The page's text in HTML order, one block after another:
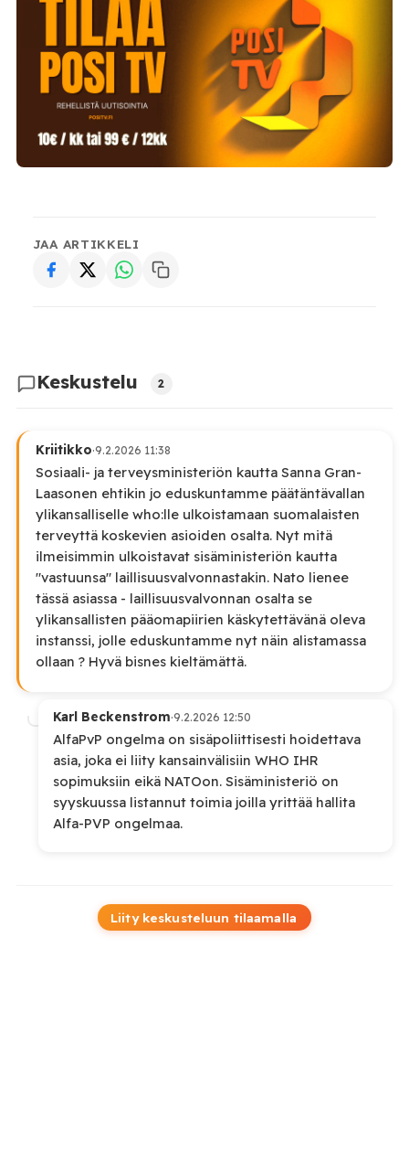
JAA ARTIKKELI
Keskustelu 2
Kriitikko·9.2.2026 11:38
Sosiaali- ja terveysministeriön kautta Sanna Gran-
Laasonen ehtikin jo eduskuntamme päätäntävallan
ylikansalliselle who:lle ulkoistamaan suomalaisten
terveyttä koskevien asioiden osalta. Nyt mitä
ilmeisimmin ulkoistavat sisäministeriön kautta
"vastuunsa" laillisuusvalvonnastakin. Nato lienee
tässä asiassa - laillisuusvalvonnan osalta se
ylikansallisten pääomapiirien käskytettävänä oleva
instanssi, jolle eduskuntamme nyt näin alistamassa
ollaan ? Hyvä bisnes kieltämättä.
Karl Beckenstrom·9.2.2026 12:50
AlfaPvP ongelma on sisäpoliittisesti hoidettava
asia, joka ei liity kansainvälisiin WHO IHR
sopimuksiin eikä NATOon. Sisäministeriö on
syyskuussa listannut toimia joilla yrittää hallita
Alfa-PVP ongelmaa.
Liity keskusteluun tilaamalla